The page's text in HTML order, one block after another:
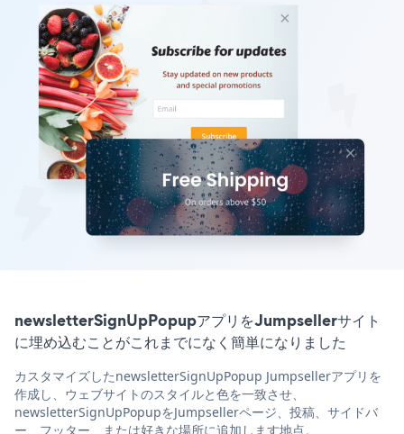
newsletterSignUpPopupアプリをJumpsellerサイト
に埋め込むことがこれまでになく簡単になりました
カスタマイズしたnewsletterSignUpPopup Jumpsellerアプリを
作成し、ウェブサイトのスタイルと色を一致させ、
newsletterSignUpPopupをJumpsellerページ、投稿、サイドバ
ー、フッター、または好きな場所に追加します地点。